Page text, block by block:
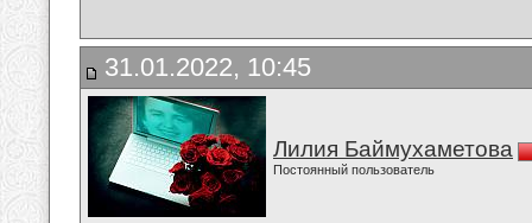
31.01.2022, 10:45
Лилия Баймухаметова
Постоянный пользователь